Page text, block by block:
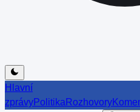
Hlavní
zprávyPolitika Rozhovory